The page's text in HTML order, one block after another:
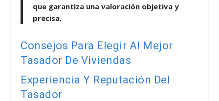
que garantiza una valoración objetiva y
precisa.
Consejos Para Elegir Al Mejor
Tasador De Viviendas
Experiencia Y Reputación Del
Tasador